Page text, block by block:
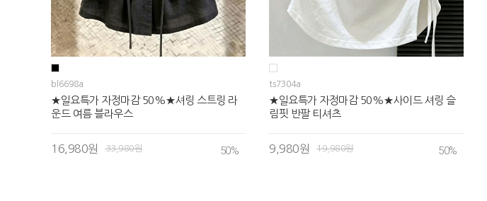
bl6698a
★일요특가 자정마감 50%★셔링 스트링 라
운드 여름 블라우스
16,980원 33,980원 50%
ts7304a
★일요특가 자정마감 50%★사이드 셔링 슬
림핏 반팔 티셔츠
9,980원 19,980원 50%